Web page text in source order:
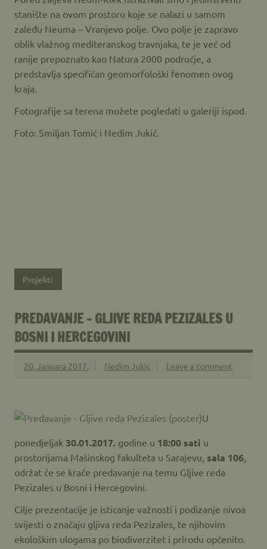
stanište na ovom prostoru koje se nalazi u samom
zaleđu Neuma – Vranjevo polje. Ovo polje je zapravo
oblik vlažnog mediteranskog travnjaka, te je već od
ranije prepoznato kao Natura 2000 područje, a
predstavlja specifičan geomorfološki fenomen ovog
kraja.
Fotografije sa terena možete pogledati u galeriji ispod.
Foto: Smiljan Tomić i Nedim Jukić.
Projekti
PREDAVANJE – GLJIVE REDA PEZIZALES U
BOSNI I HERCEGOVINI
20. Januara 2017. Nedim Jukic Leave a comment
U
ponedjeljak 30.01.2017. godine u 18:00 sati u
prostorijama Mašinskog fakulteta u Sarajevu, sala 106
održat će se kraće predavanje na temu Gljive reda
Pezizales u Bosni i Hercegovini.
Cilje prezentacije je isticanje važnosti i podizanje nivoa
svijesti o značaju gljiva reda Pezizales, te njihovim
ekološkim ulogama po biodiverzitet i prirodu općenito.